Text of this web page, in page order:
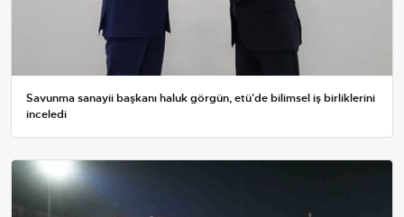
Savunma sanayii başkanı haluk görgün, etü'de bilimsel iş birliklerini
inceledi